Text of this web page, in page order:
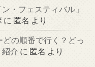
・フェスティバル」
に 匿名 より
どの順番で行く？どっ
介 に 匿名 より